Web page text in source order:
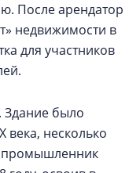
После арендатор
недвижимости в
для участников
Здание было
века, несколько
промышленник